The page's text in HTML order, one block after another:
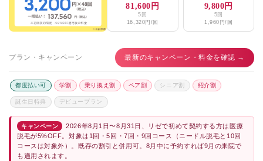
81,600円
5回
16,320円/回
9,800円
5回
1,960円/回
プラン・キャンペーン 最新のキャンペーン・料金を確認 →
都度払い可 学割 乗り換え割 ペア割 シニア割 紹介割
誕生日特典 デビュープラン
キャンペーン
2026年8月1日〜8月31日、リゼで初めて契約する方は医療
脱毛が5%OFF。対象は1回・5回・7回・9回コース（ニードル脱毛と10回
コースは対象外）。既存の割引と併用可。8月中に予約すれば9月の来院で
も適用されます。